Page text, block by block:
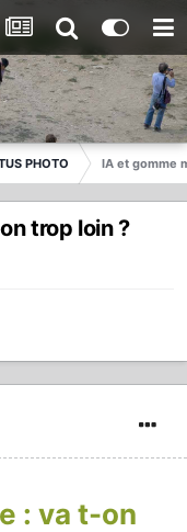
PHOTO IA et gomme
trop loin ?
: va t-on